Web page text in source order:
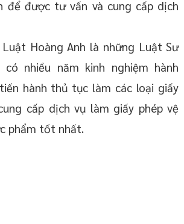
để được tư vấn và cung cấp dịch
Hoàng Anh là những Luật Sư
có nhiều năm kinh nghiệm hành
hành thủ tục làm các loại giấy
cấp dịch vụ làm giấy phép vệ
phẩm tốt nhất.